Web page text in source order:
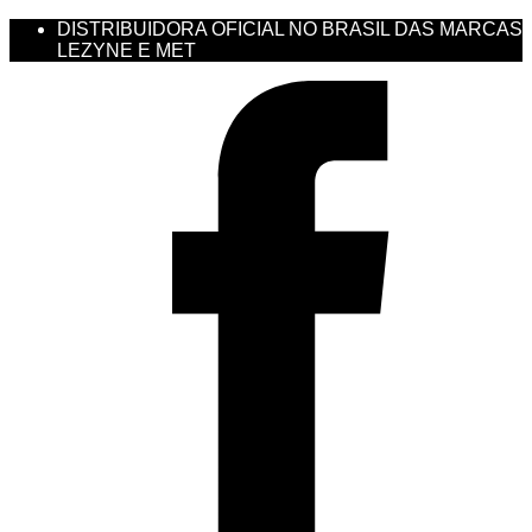
DISTRIBUIDORA OFICIAL NO BRASIL DAS MARCAS
LEZYNE E MET